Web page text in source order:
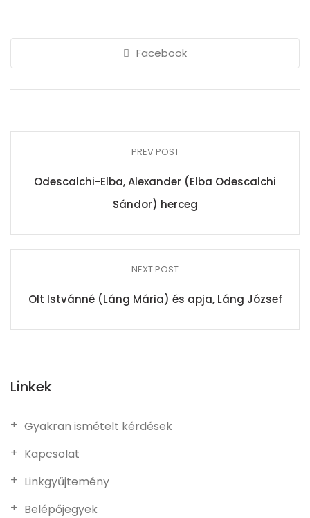
Facebook
PREV POST
Odescalchi-Elba, Alexander (Elba Odescalchi
Sándor) herceg
NEXT POST
Olt Istvánné (Láng Mária) és apja, Láng József
Linkek
Gyakran ismételt kérdések
Kapcsolat
Linkgyűjtemény
Belépőjegyek